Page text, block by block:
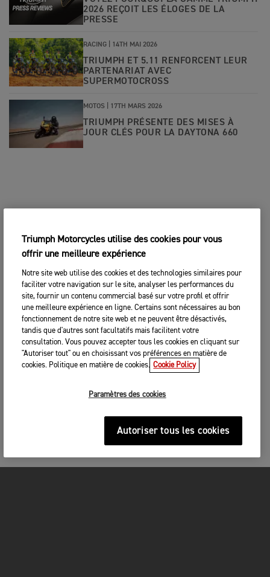
2026 REÇOIT LES ÉLOGES DE LA
PRESSE
RACING | 14TH MAI 2026
TRIUMPH ET 5.11 RENFORCENT LEUR
PARTENARIAT AVEC
SUPERMOTOCROSS
MOTOS | 17TH MARS 2026
TRIUMPH PRÉSENTE DES MISES À
JOUR CLÉS POUR LA DAYTONA 660
Triumph Motorcycles utilise des cookies pour vous
offrir une meilleure expérience
Notre site web utilise des cookies et des technologies similaires pour
faciliter votre navigation sur le site, analyser les performances du
site, fournir un contenu commercial basé sur votre profil et offrir
une meilleure expérience en ligne. Certains sont nécessaires au bon
fonctionnement de notre site web et ne peuvent être désactivés,
tandis que d'autres sont facultatifs mais facilitent votre
consultation. Vous pouvez accepter tous les cookies en cliquant sur
"Autoriser tout" ou en choisissant vos préférences en matière de
cookies. Politique en matière de cookies. Cookie Policy
Paramètres des cookies
Autoriser tous les cookies